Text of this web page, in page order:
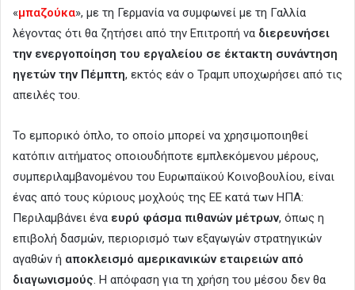
«μπαζούκα», με τη Γερμανία να συμφωνεί με τη Γαλλία
λέγοντας ότι θα ζητήσει από την Επιτροπή να διερευνήσει
την ενεργοποίηση του εργαλείου σε έκτακτη συνάντηση
ηγετών την Πέμπτη, εκτός εάν ο Τραμπ υποχωρήσει από τις
απειλές του.
Το εμπορικό όπλο, το οποίο μπορεί να χρησιμοποιηθεί
κατόπιν αιτήματος οποιουδήποτε εμπλεκόμενου μέρους,
συμπεριλαμβανομένου του Ευρωπαϊκού Κοινοβουλίου, είναι
ένας από τους κύριους μοχλούς της ΕΕ κατά των ΗΠΑ:
Περιλαμβάνει ένα ευρύ φάσμα πιθανών μέτρων, όπως η
επιβολή δασμών, περιορισμό των εξαγωγών στρατηγικών
αγαθών ή αποκλεισμό αμερικανικών εταιρειών από
διαγωνισμούς. Η απόφαση για τη χρήση του μέσου δεν θα